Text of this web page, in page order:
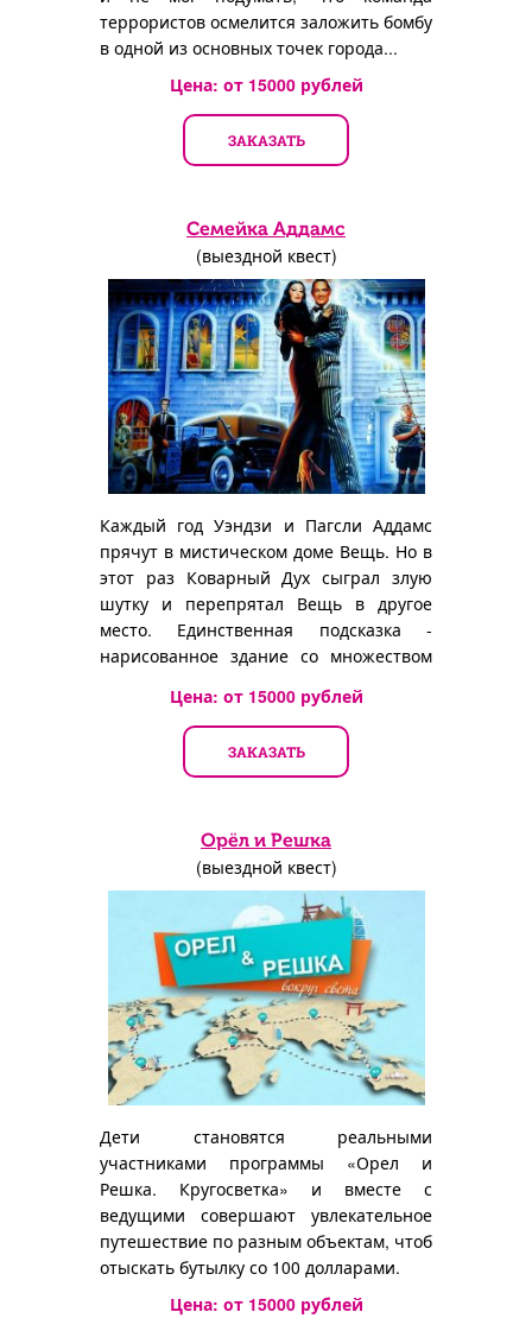
террористов осмелится заложить бомбу
в одной из основных точек города...
Цена: от 15000рублей
ЗАКАЗАТЬ
Семейка Аддамс
(выездной квест)
Каждый год Уэндзи и Пагсли Аддамс
прячут в мистическом доме Вещь. Но в
этот раз Коварный Дух сыграл злую
шутку и перепрятал Вещь в другое
место. Единственная подсказка -
нарисованное здание со множеством
Цена: от 15000рублей
ЗАКАЗАТЬ
Орёл и Решка
(выездной квест)
Дети становятся реальными
участниками программы «Орел и
Решка. Кругосветка» и вместе с
ведущими совершают увлекательное
путешествие по разным объектам, чтоб
отыскать бутылку со 100 долларами.
Цена: от 15000рублей